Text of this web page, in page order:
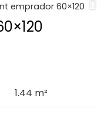
emprador 60×120
1.44 m²